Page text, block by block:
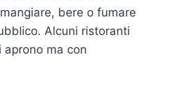
bere o fumare
Alcuni ristoranti
aprono ma con